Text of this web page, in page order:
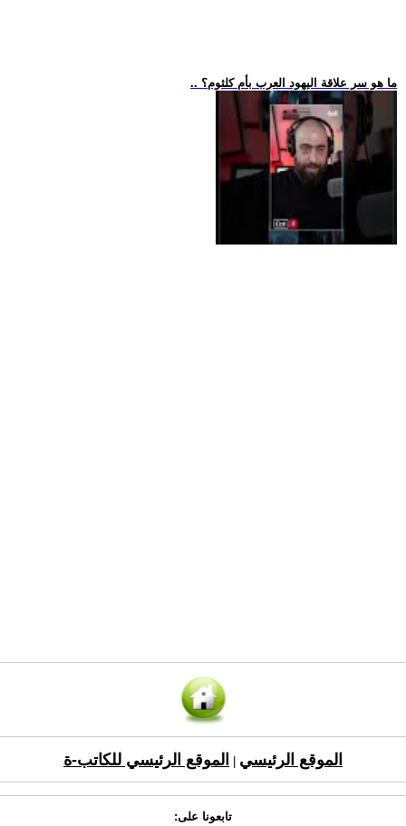
.. ما هو سر علاقة اليهود العرب بأم كلثوم؟
الموقع الرئيسي الموقع الرئيسي للكاتب-ة
تابعونا على: